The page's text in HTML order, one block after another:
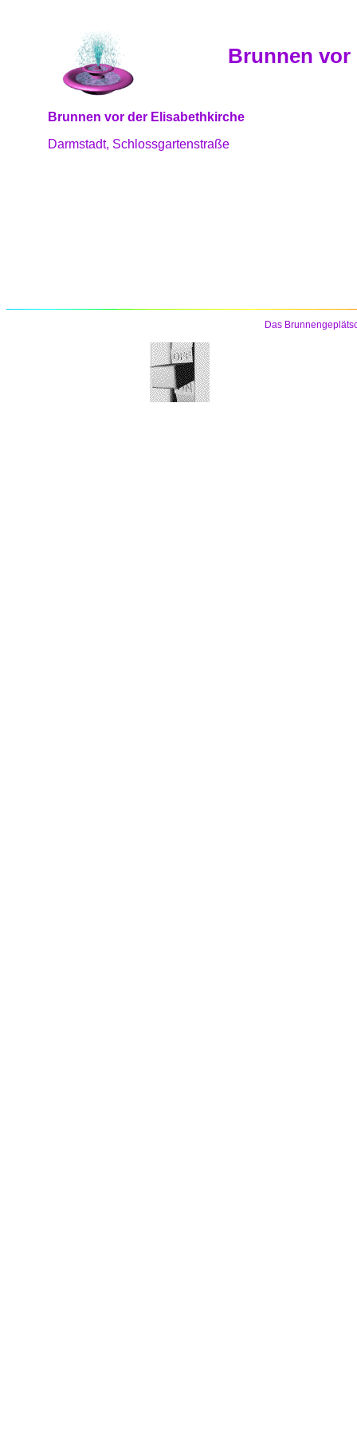
Brunnen vor
Brunnen vor der Elisabethkirche
Darmstadt, Schlossgartenstraße
Das